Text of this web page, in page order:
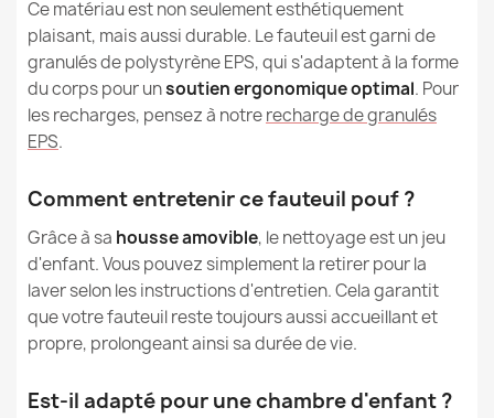
Références spécifiques
EAN13 5907500853455
MPN
État Neuf
Ce matériau est non seulement esthétiquement
plaisant, mais aussi durable. Le fauteuil est garni de
granulés de polystyrène EPS, qui s'adaptent à la forme
du corps pour unsoutien ergonomique optimal. Pour
les recharges, pensez à notrerecharge de granulés
EPS.
Comment entretenir ce fauteuil pouf ?
Grâce à sa housse amovible, le nettoyage est un jeu
d'enfant. Vous pouvez simplement la retirer pour la
laver selon les instructions d'entretien. Cela garantit
que votre fauteuil reste toujours aussi accueillant et
propre, prolongeant ainsi sa durée de vie.
Est-il adapté pour une chambre d'enfant ?